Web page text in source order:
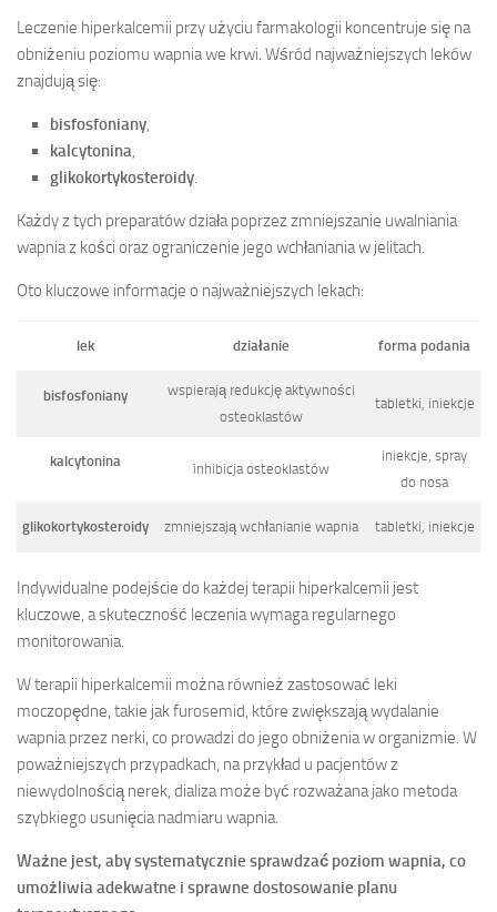
Leczenie hiperkalcemii przy użyciu farmakologii koncentruje się na
obniżeniu poziomu wapnia we krwi. Wśród najważniejszych leków
znajdują się:
bisfosfoniany,
kalcytonina,
glikokortykosteroidy.
Każdy z tych preparatów działa poprzez zmniejszanie uwalniania
wapnia z kości oraz ograniczenie jego wchłaniania w jelitach.
Oto kluczowe informacje o najważniejszych lekach:
lek działanie forma podania
bisfosfoniany
wspierają redukcję aktywności
osteoklastów
tabletki, iniekcje
kalcytonina inhibicja osteoklastów
iniekcje, spray
do nosa
glikokortykosteroidy zmniejszają wchłanianie wapnia tabletki, iniekcje
Indywidualne podejście do każdej terapii hiperkalcemii jest
kluczowe, a skuteczność leczenia wymaga regularnego
monitorowania.
W terapii hiperkalcemii można również zastosować leki
moczopędne, takie jak furosemid, które zwiększają wydalanie
wapnia przez nerki, co prowadzi do jego obniżenia w organizmie. W
poważniejszych przypadkach, na przykład u pacjentów z
niewydolnością nerek, dializa może być rozważana jako metoda
szybkiego usunięcia nadmiaru wapnia.
Ważne jest, aby systematycznie sprawdzać poziom wapnia, co
umożliwia adekwatne i sprawne dostosowanie planu